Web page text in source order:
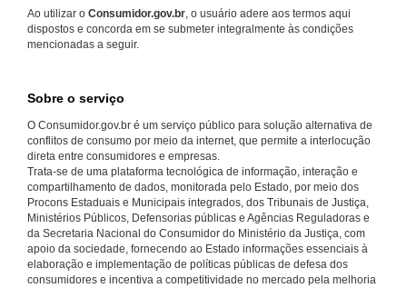
Ao utilizar o Consumidor.gov.br, o usuário adere aos termos aqui
dispostos e concorda em se submeter integralmente às condições
mencionadas a seguir.
Sobre o serviço
O Consumidor.gov.br é um serviço público para solução alternativa de
conflitos de consumo por meio da internet, que permite a interlocução
direta entre consumidores e empresas.
Trata-se de uma plataforma tecnológica de informação, interação e
compartilhamento de dados, monitorada pelo Estado, por meio dos
Procons Estaduais e Municipais integrados, dos Tribunais de Justiça,
Ministérios Públicos, Defensorias públicas e Agências Reguladoras e
da Secretaria Nacional do Consumidor do Ministério da Justiça, com
apoio da sociedade, fornecendo ao Estado informações essenciais à
elaboração e implementação de políticas públicas de defesa dos
consumidores e incentiva a competitividade no mercado pela melhoria